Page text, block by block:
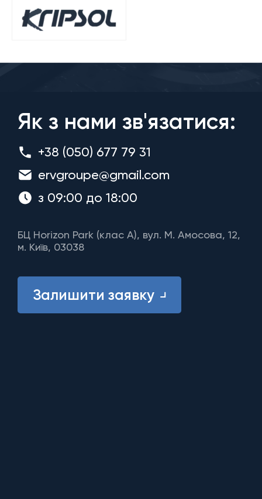
Як з нами зв'язатися:
+38 (050) 677 79 31
ervgroupe@gmail.com
з 09:00 до 18:00
БЦ Horizon Park (клас A), вул. М. Амосова, 12,
м. Київ, 03038
Залишити заявку